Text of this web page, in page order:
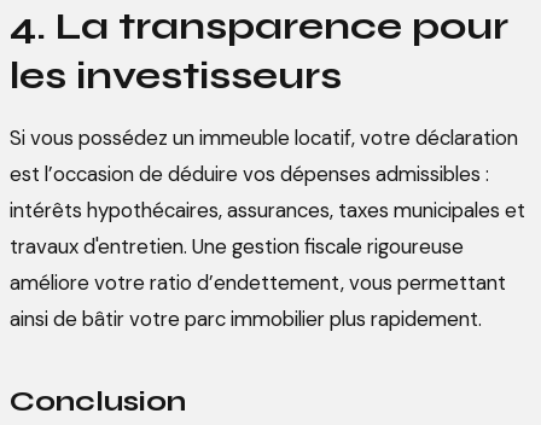
4. La transparence pour
les investisseurs
Si vous possédez un immeuble locatif, votre déclaration
est l’occasion de déduire vos dépenses admissibles :
intérêts hypothécaires, assurances, taxes municipales et
travaux d'entretien. Une gestion fiscale rigoureuse
améliore votre ratio d’endettement, vous permettant
ainsi de bâtir votre parc immobilier plus rapidement.
Conclusion